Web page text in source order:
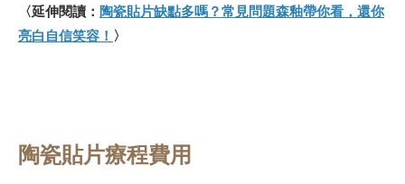
〈延伸閱讀： 陶瓷貼片缺點多嗎？常見問題森釉帶你看，還你
亮白自信笑容！ 〉
陶瓷貼片療程費用